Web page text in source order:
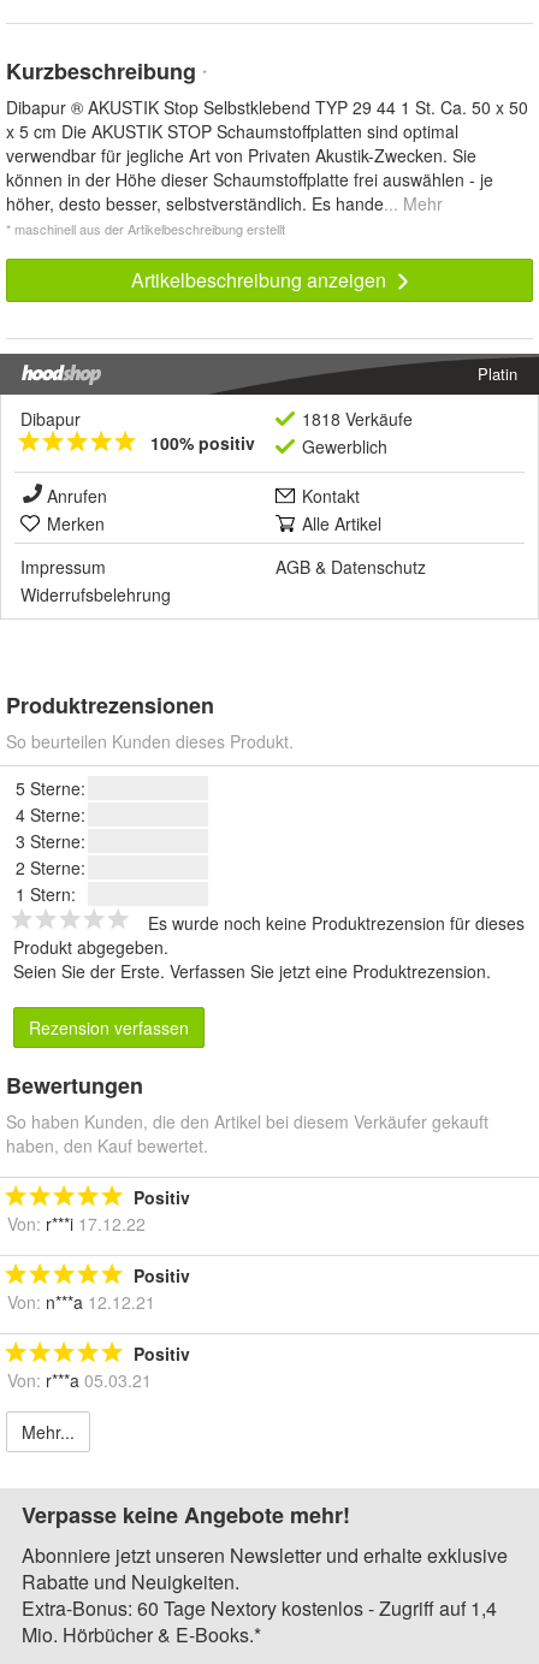
Kurzbeschreibung *
Dibapur ® AKUSTIK Stop Selbstklebend TYP 29 44 1 St. Ca. 50 x 50
x 5 cm Die AKUSTIK STOP Schaumstoffplatten sind optimal
verwendbar für jegliche Art von Privaten Akustik-Zwecken. Sie
können in der Höhe dieser Schaumstoffplatte frei auswählen - je
höher, desto besser, selbstverständlich. Es hande... Mehr
* maschinell aus der Artikelbeschreibung erstellt
Artikelbeschreibung anzeigen
Platin
Dibapur
100% positiv
1818 Verkäufe
Gewerblich
Anrufen
Kontakt
Merken
Alle Artikel
Impressum
AGB & Datenschutz
Widerrufsbelehrung
Produktrezensionen
So beurteilen Kunden dieses Produkt.
5 Sterne:
4 Sterne:
3 Sterne:
2 Sterne:
1 Stern:
Es wurde noch keine Produktrezension für dieses
Produkt abgegeben.
Seien Sie der Erste. Verfassen Sie jetzt eine Produktrezension.
Rezension verfassen
Bewertungen
So haben Kunden, die den Artikel bei diesem Verkäufer gekauft
haben, den Kauf bewertet.
Positiv
Von: r***i 17.12.22
Positiv
Von: n***a 12.12.21
Positiv
Von: r***a 05.03.21
Mehr...
Verpasse keine Angebote mehr!
Abonniere jetzt unseren Newsletter und erhalte exklusive
Rabatte und Neuigkeiten.
Extra-Bonus: 60 Tage Nextory kostenlos - Zugriff auf 1,4
Mio. Hörbücher & E-Books.*